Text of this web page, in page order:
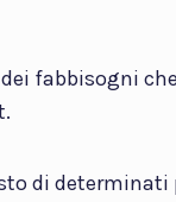
fabbisogni
di